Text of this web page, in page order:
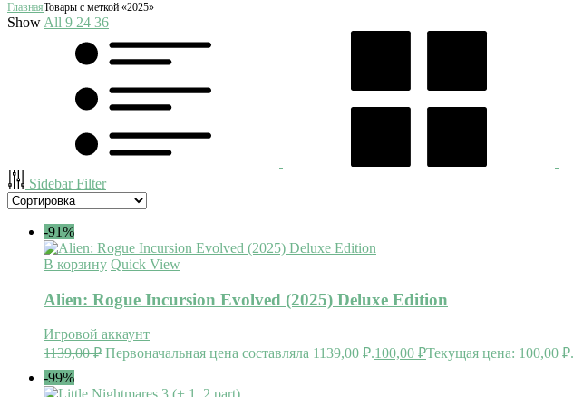
ГлавнаяТовары с меткой «2025»
Show All 9 24 36
Sidebar Filter
-91%
В корзину Quick View
Alien: Rogue Incursion Evolved (2025) Deluxe Edition
Игровой аккаунт
1139,00₽ Первоначальная цена составляла 1139,00 ₽.100,00 ₽Текущая цена: 100,00 ₽.
-99%